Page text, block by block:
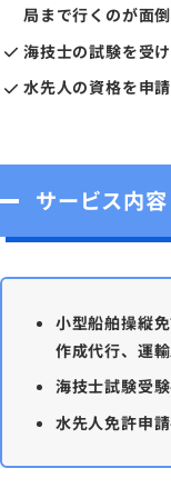
局まで行くのが面
海技士の試験を受
水先人の資格を申
サービス内容
小型船舶操縦
作成代行、運
海技士試験受
水先人免許申